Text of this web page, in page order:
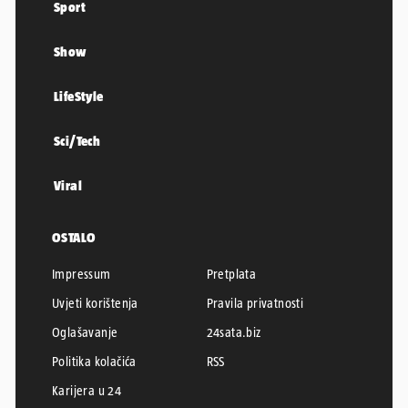
Sport
Show
LifeStyle
Sci/Tech
Viral
OSTALO
Impressum
Pretplata
Uvjeti korištenja
Pravila privatnosti
Oglašavanje
24sata.biz
Politika kolačića
RSS
Karijera u 24